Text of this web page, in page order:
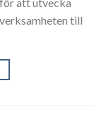
till